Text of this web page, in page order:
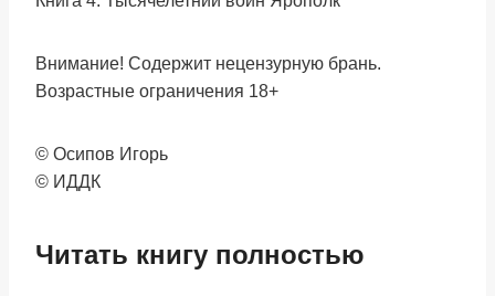
Внимание! Содержит нецензурную брань.
Возрастные ограничения 18+
© Осипов Игорь
© ИДДК
Читать книгу полностью